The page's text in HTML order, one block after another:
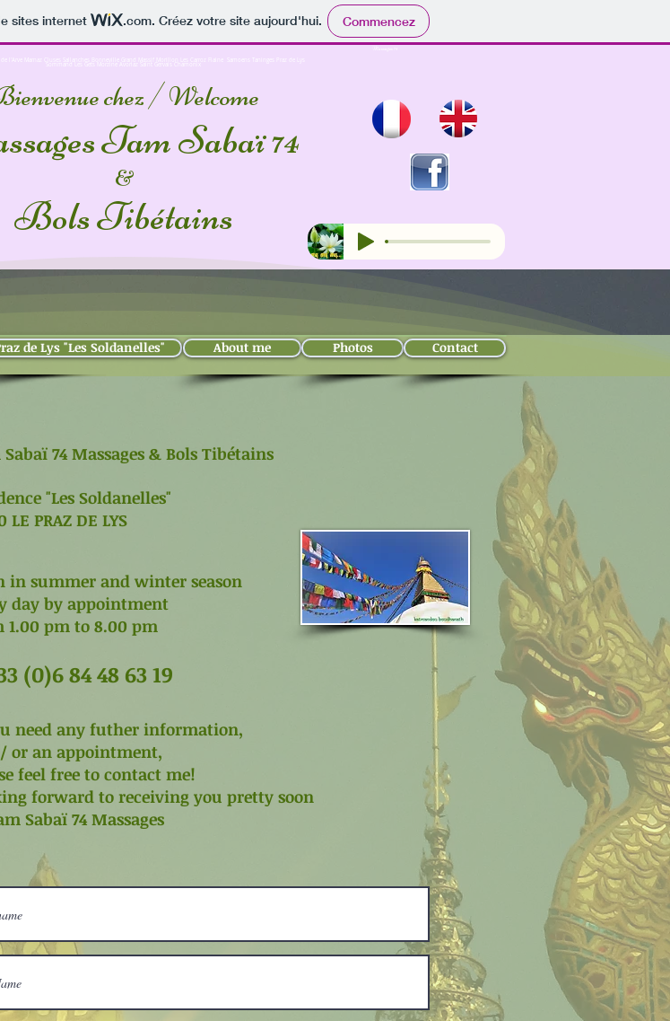
sites internet .com. Créez votre site aujourd'hui. Commencez
de l'Arve Marnaz Cluses Sallanches Bonneville Grand Massif Morillon Les Carroz Flaine Samoens Taninges Praz de Lys
Sommand Les Gets Morzine Avoriaz Saint Gervais Chamonix
chez / Welcome
Tam Sabaï 74
&
BolsTibétains
de Lys "Les Soldanelles" About me Photos Contact
74 Massages & Bols Tibétains
"Les Soldanelles"
LE PRAZ DE LYS
in summer and winter season
day by appointment
1.00 pm to 8.00 pm
(0)6 84 48 63 19
need any futher information,
or an appointment,
feel free to contact me!
forward to receiving you pretty soon
Sabaï 74 Massages